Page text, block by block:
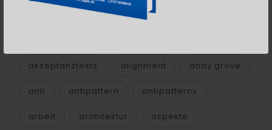
agile strategy agile transformation
akzeptanztests alignment andy grove
anti antipattern antipatterns
arbeit architektur aspekte